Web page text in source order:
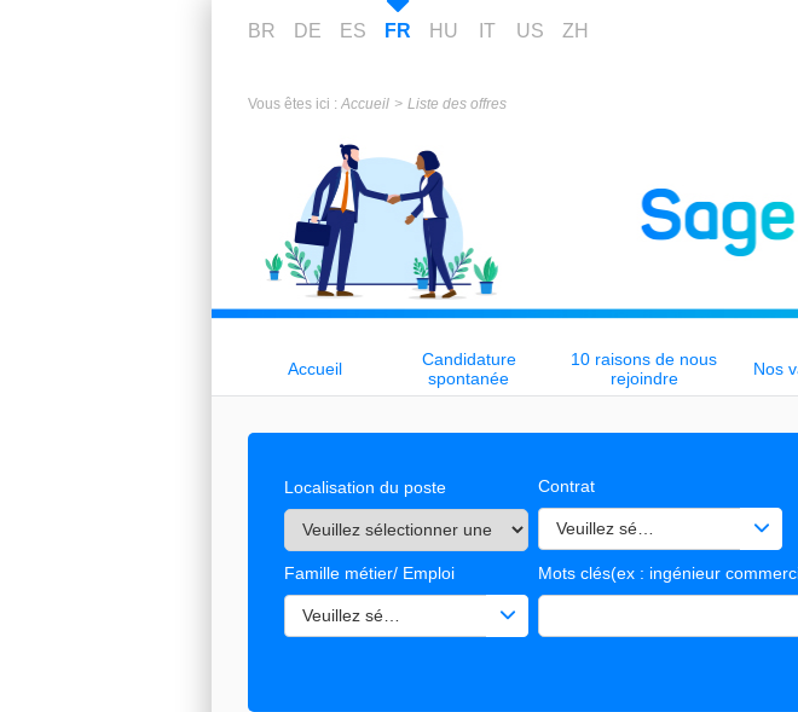
BR DE ES FR HU IT US ZH
Vous êtes ici : Accueil Liste des offres
Accueil
Candidature
spontanée
10 raisons de nous
rejoindre
Nos
Localisation du poste Contrat
Veuillez sélectionner une ou
Famille métier/ Emploi
Veuillez sélectionner une ou des valeurs
Mots clés(ex : ingénieur